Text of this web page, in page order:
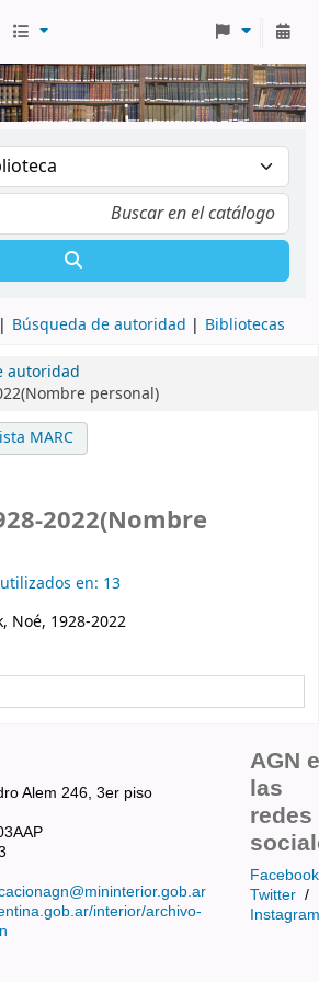
Búsqueda de autoridad Bibliotecas
autoridad
personal)
MARC
2022(Nombre
en: 13
Noé, 1928-2022
Alem 246, 3er piso
interior/archivo-
AGN
las
redes
Facebook
Twitter /
Instagram